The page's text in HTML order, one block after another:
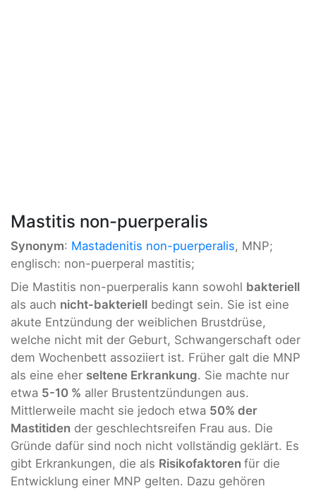
Mastitis non-puerperalis
Synonym: Mastadenitis non-puerperalis, MNP;
englisch: non-puerperal mastitis;
Die Mastitis non-puerperalis kann sowohl bakteriell
als auch nicht-bakteriell bedingt sein. Sie ist eine
akute Entzündung der weiblichen Brustdrüse,
welche nicht mit der Geburt, Schwangerschaft oder
dem Wochenbett assoziiert ist. Früher galt die MNP
als eine eher seltene Erkrankung. Sie machte nur
etwa 5-10 % aller Brustentzündungen aus.
Mittlerweile macht sie jedoch etwa 50% der
Mastitiden der geschlechtsreifen Frau aus. Die
Gründe dafür sind noch nicht vollständig geklärt. Es
gibt Erkrankungen, die als Risikofaktoren für die
Entwicklung einer MNP gelten. Dazu gehören